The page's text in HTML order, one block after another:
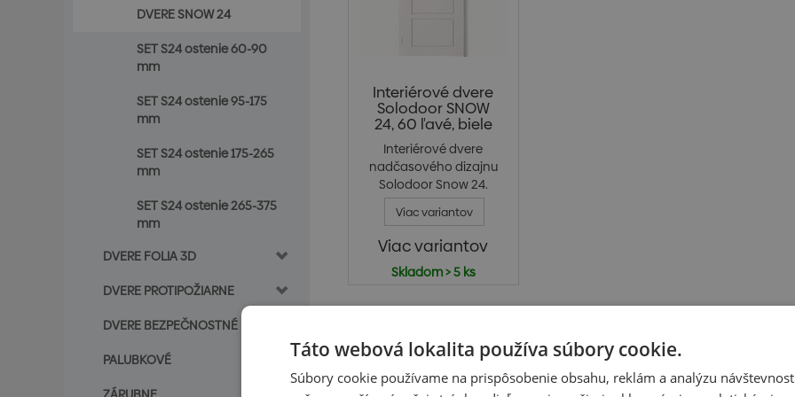
DVERE SNOW 24
SET S24 ostenie 60-90
mm
SET S24 ostenie 95-175
mm
SET S24 ostenie 175-265
mm
SET S24 ostenie 265-375
mm
DVERE FOLIA 3D
DVERE PROTIPOŽIARNE
DVERE BEZPEČNOSTNÉ
PALUBKOVÉ
Interiérové dvere
Solodoor SNOW
24, 60 ľavé, biele
Interiérové dvere
nadčasového dizajnu
Solodoor Snow 24.
Plné...
Viac variantov
Viac variantov
Skladom > 5 ks
Táto webová lokalita používa súbory cookie.
Súbory cookie používame na prispôsobenie obsahu, reklám a analýzu